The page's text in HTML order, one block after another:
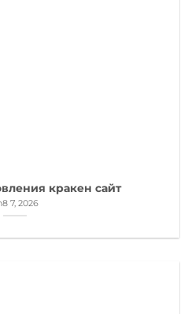
кракен сайт
7, 2026